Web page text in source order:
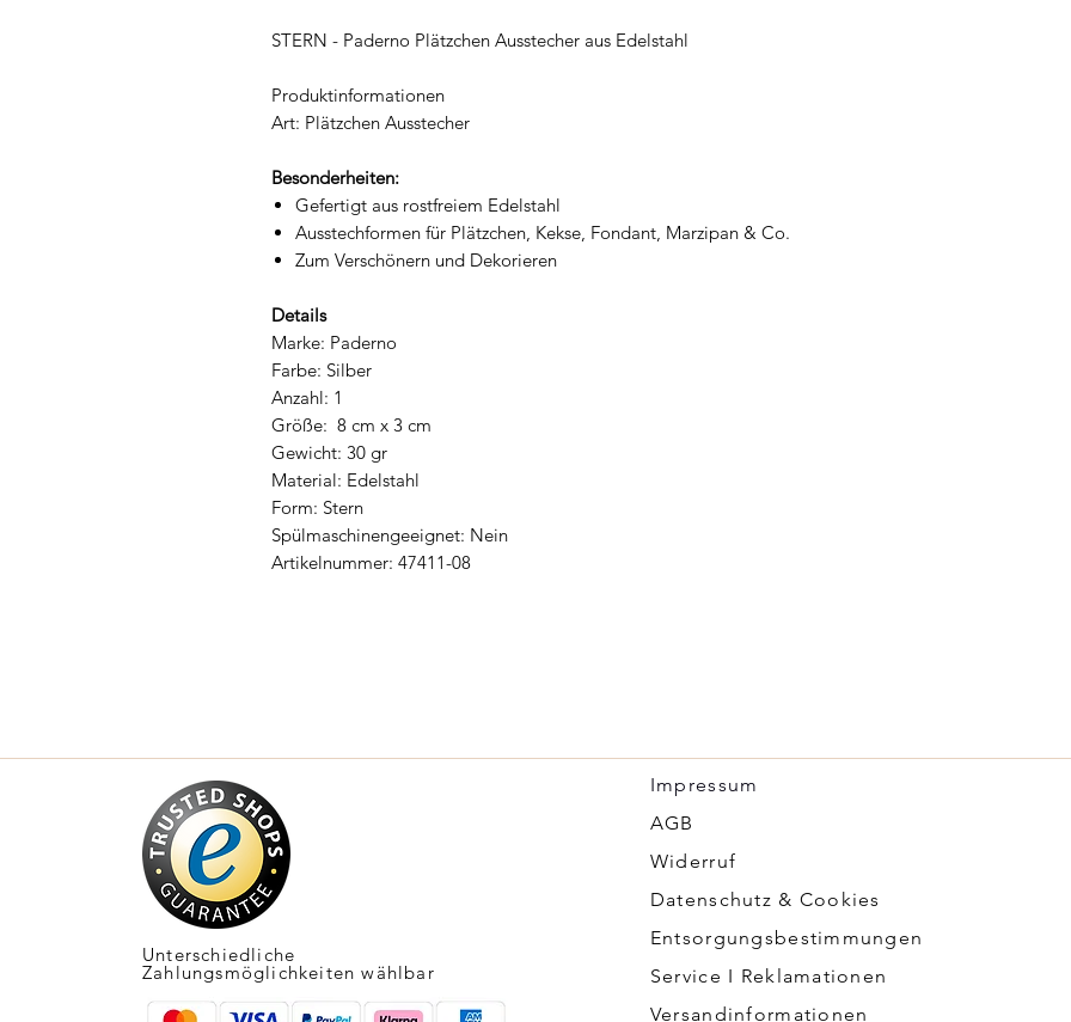
STERN - Paderno Plätzchen Ausstecher aus Edelstahl
Produktinformationen
Art: Plätzchen Ausstecher
Besonderheiten:
Gefertigt aus rostfreiem Edelstahl
Ausstechformen für Plätzchen, Kekse, Fondant, Marzipan & Co.
Zum Verschönern und Dekorieren
Details
Marke: Paderno
Farbe: Silber
Anzahl: 1
Größe: 8 cm x 3 cm
Gewicht: 30 gr
Material: Edelstahl
Form: Stern
Spülmaschinengeeignet: Nein
Artikelnummer: 47411-08
Unterschiedliche
Zahlungsmöglichkeiten wählbar
Impressum
​AGB
Widerruf
Datenschutz & Cookies
Entsorgungsbestimmungen
Service I Reklamationen
Versandinformationen